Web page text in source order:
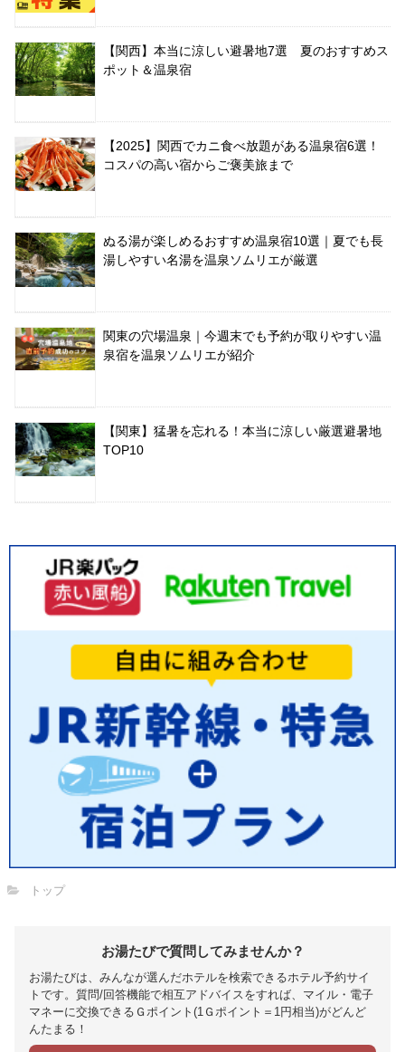
【関西】本当に涼しい避暑地7選 夏のおすすめス
ポット＆温泉宿
【2025】関西でカニ食べ放題がある温泉宿6選！
コスパの高い宿からご褒美旅まで
ぬる湯が楽しめるおすすめ温泉宿10選｜夏でも長
湯しやすい名湯を温泉ソムリエが厳選
関東の穴場温泉｜今週末でも予約が取りやすい温
泉宿を温泉ソムリエが紹介
【関東】猛暑を忘れる！本当に涼しい厳選避暑地
TOP10
トップ
お湯たびで質問してみませんか？
お湯たびは、みんなが選んだホテルを検索できるホテル予約サイ
トです。質問/回答機能で相互アドバイスをすれば、マイル・電子
マネーに交換できるＧポイント(1Ｇポイント＝1円相当)がどんど
んたまる！